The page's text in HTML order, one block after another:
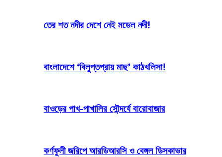
তের শত নদীর দেশে নেই মডেল নদী!
বাংলাদেশে ‘বিলুপ্তপ্রায় মাছ’ কাঠখলিসা!
বাওড়ের পাখ-পাখালির সৌন্দর্যে বারোবাজার
কর্ণফুলী জরিপে আরডিআরসি ও বেঙ্গল ডিসকাভার